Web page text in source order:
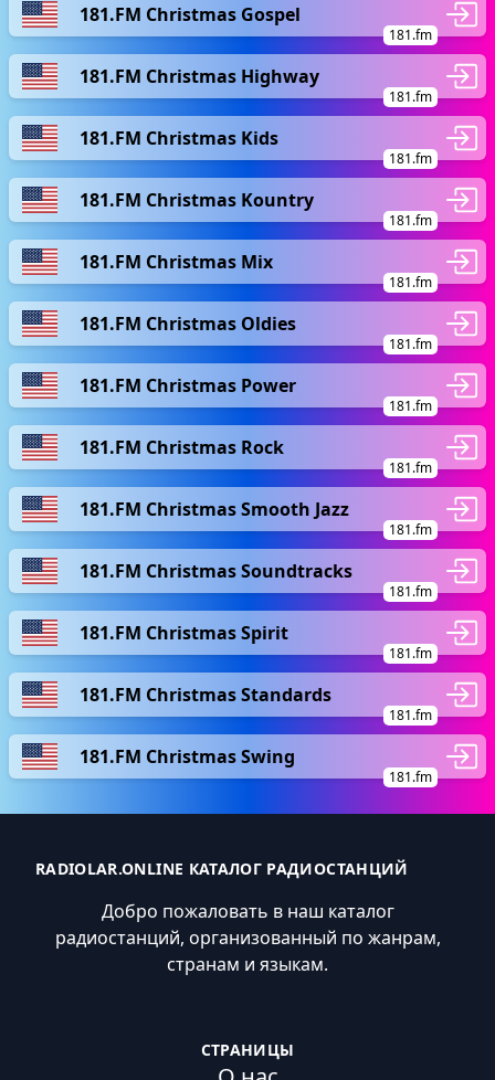
181.FM Christmas Gospel
181.fm
181.FM Christmas Highway
181.fm
181.FM Christmas Kids
181.fm
181.FM Christmas Kountry
181.fm
181.FM Christmas Mix
181.fm
181.FM Christmas Oldies
181.fm
181.FM Christmas Power
181.fm
181.FM Christmas Rock
181.fm
181.FM Christmas Smooth Jazz
181.fm
181.FM Christmas Soundtracks
181.fm
181.FM Christmas Spirit
181.fm
181.FM Christmas Standards
181.fm
181.FM Christmas Swing
181.fm
RADIOLAR.ONLINE КАТАЛОГ РАДИОСТАНЦИЙ
Добро пожаловать в наш каталог
радиостанций, организованный по жанрам,
странам и языкам.
СТРАНИЦЫ